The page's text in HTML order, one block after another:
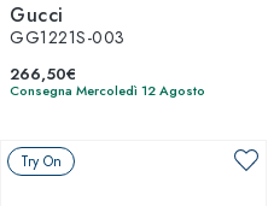
Gucci
GG1221S-003
266,50€
Consegna Mercoledì 12 Agosto
Try On